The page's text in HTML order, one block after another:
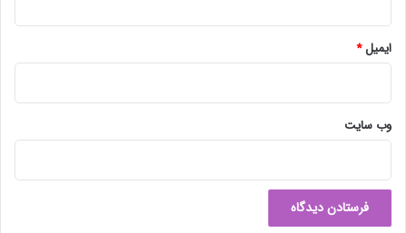
ایمیل*
وب‌ سایت